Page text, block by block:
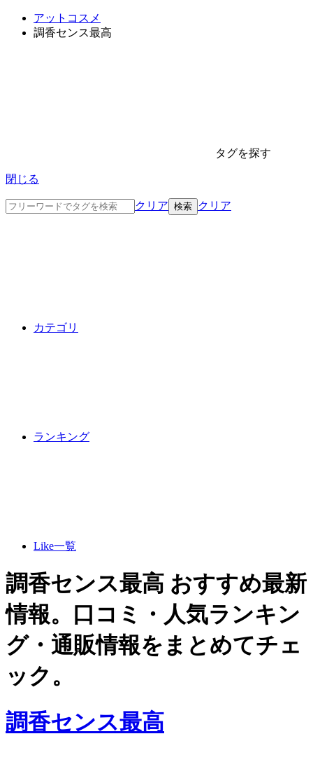
アットコスメ
調香センス最高
タグを探す
閉じる
クリア クリア
カテゴリ
ランキング
Like一覧
調香センス最高 おすすめ最新
情報。口コミ・人気ランキン
グ・通販情報をまとめてチェ
ック。
調香センス最高